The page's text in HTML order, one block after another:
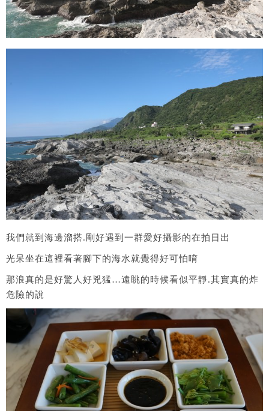
我們就到海邊溜搭.剛好遇到一群愛好攝影的在拍日出
光呆坐在這裡看著腳下的海水就覺得好可怕唷
那浪真的是好驚人好兇猛…遠眺的時候看似平靜.其實真的炸
危險的說